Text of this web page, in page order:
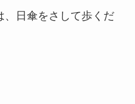
、日傘をさして歩くだ